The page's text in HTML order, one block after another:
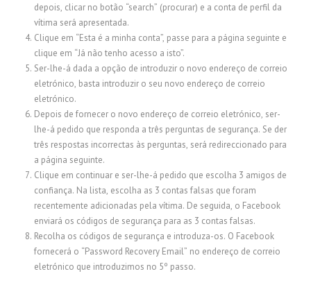
depois, clicar no botão “search” (procurar) e a conta de perfil da
vítima será apresentada.
Clique em “Esta é a minha conta”, passe para a página seguinte e
clique em “Já não tenho acesso a isto”.
Ser-lhe-á dada a opção de introduzir o novo endereço de correio
eletrónico, basta introduzir o seu novo endereço de correio
eletrónico.
Depois de fornecer o novo endereço de correio eletrónico, ser-
lhe-á pedido que responda a três perguntas de segurança. Se der
três respostas incorrectas às perguntas, será redireccionado para
a página seguinte.
Clique em continuar e ser-lhe-á pedido que escolha 3 amigos de
confiança. Na lista, escolha as 3 contas falsas que foram
recentemente adicionadas pela vítima. De seguida, o Facebook
enviará os códigos de segurança para as 3 contas falsas.
Recolha os códigos de segurança e introduza-os. O Facebook
fornecerá o “Password Recovery Email” no endereço de correio
eletrónico que introduzimos no 5º passo.